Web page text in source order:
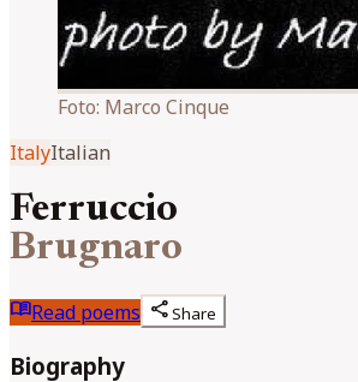
Foto: Marco Cinque
ItalyItalian
Ferruccio
Brugnaro
menu_bookRead poems shareShare
Biography